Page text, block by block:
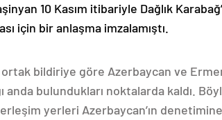
10 Kasım itibariyle Dağlık
için bir anlaşma imzalamıştı.
bildiriye göre Azerbaycan ve
anda bulundukları noktalarda kaldı.
yerleri Azerbaycan’ın